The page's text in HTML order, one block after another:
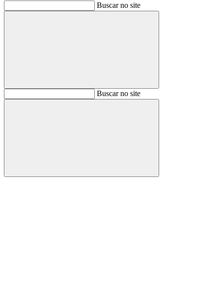
Buscar no site
BuscarBuscar no site
Buscar